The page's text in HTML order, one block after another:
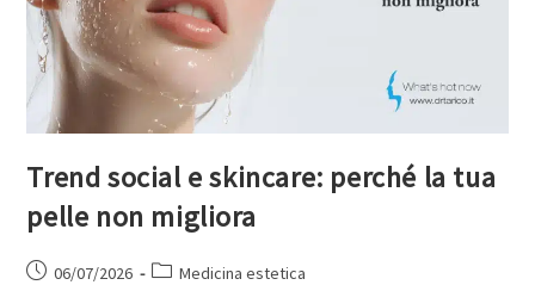
Trend social e skincare: perché la tua
pelle non migliora
06/07/2026 Medicina estetica